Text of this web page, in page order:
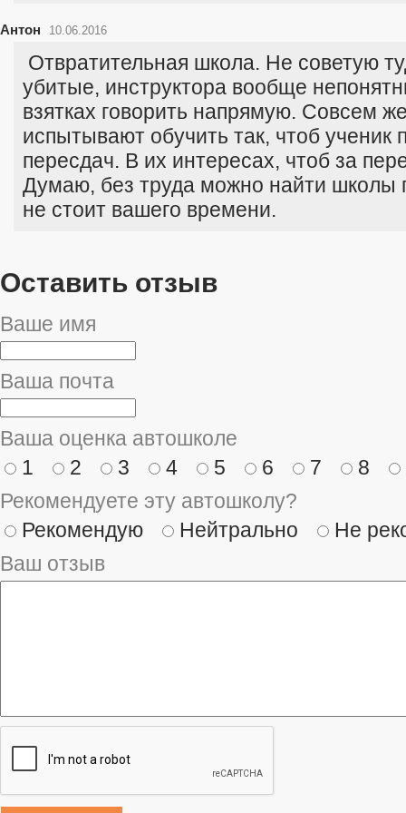
Антон 10.06.2016
Отвратительная школа. Не советую
убитые, инструктора вообще
взятках говорить напрямую. Совсем
испытывают обучить так, чтоб ученик
пересдач. В их интересах, чтоб за
Думаю, без труда можно найти школы
не стоит вашего времени.
Оставить отзыв
Ваше имя
Ваша почта
Ваша оценка автошколе
1
2 3 4 5 6 7
8
Рекомендуете эту автошколу?
Рекомендую
Нейтрально
Не
Ваш отзыв